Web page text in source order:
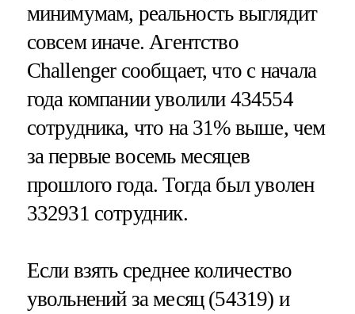
минимумам, реальность выглядит
совсем иначе. Агентство
Challenger сообщает, что с начала
года компании уволили 434554
сотрудника, что на 31% выше, чем
за первые восемь месяцев
прошлого года. Тогда был уволен
332931 сотрудник.
Если взять среднее количество
увольнений за месяц (54319) и